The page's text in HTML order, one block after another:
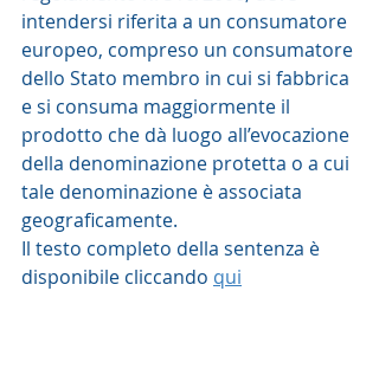
intendersi riferita a un consumatore
europeo, compreso un consumatore
dello Stato membro in cui si fabbrica
e si consuma maggiormente il
prodotto che dà luogo all’evocazione
della denominazione protetta o a cui
tale denominazione è associata
geograficamente.
Il testo completo della sentenza è
disponibile cliccando qui